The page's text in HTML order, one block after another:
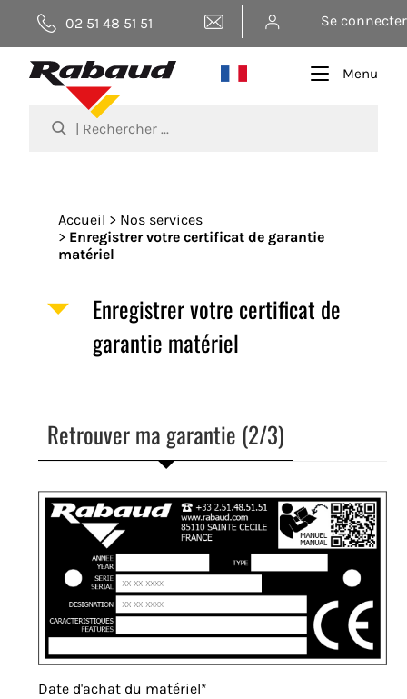
02 51 48 51 51
Se connecter
Menu
Accueil
Nos services
Enregistrer votre certificat de garantie
matériel
Enregistrer votre certificat de
garantie matériel
Retrouver ma garantie (2/3)
Date d'achat du matériel